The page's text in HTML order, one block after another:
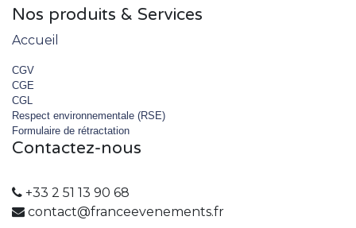
Nos produits & Services
Accueil
CGV
CGE
CGL
Respect environnementale (RSE)
Formulaire de rétractation
Contactez-nous
+33 2 51 13 90 68
contact@franceevenements.fr